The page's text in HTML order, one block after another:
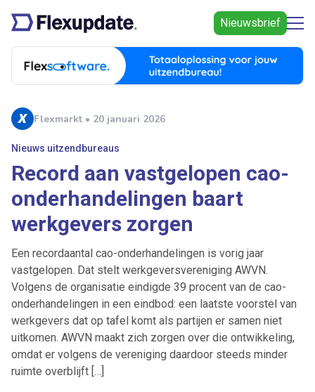
Nieuwsbrief
Flexmarkt • 20 januari 2026
Nieuws uitzendbureaus
Record aan vastgelopen cao-
onderhandelingen baart
werkgevers zorgen
Een recordaantal cao-onderhandelingen is vorig jaar
vastgelopen. Dat stelt werkgeversvereniging AWVN.
Volgens de organisatie eindigde 39 procent van de cao-
onderhandelingen in een eindbod: een laatste voorstel van
werkgevers dat op tafel komt als partijen er samen niet
uitkomen. AWVN maakt zich zorgen over die ontwikkeling,
omdat er volgens de vereniging daardoor steeds minder
ruimte overblijft […]